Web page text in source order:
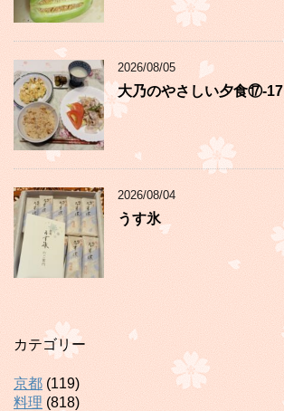
2026/08/05
大乃のやさしい夕食⑰-17
2026/08/04
うす氷
カテゴリー
京都 (119)
料理 (818)